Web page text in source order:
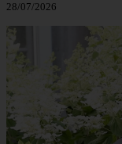
28/07/2026